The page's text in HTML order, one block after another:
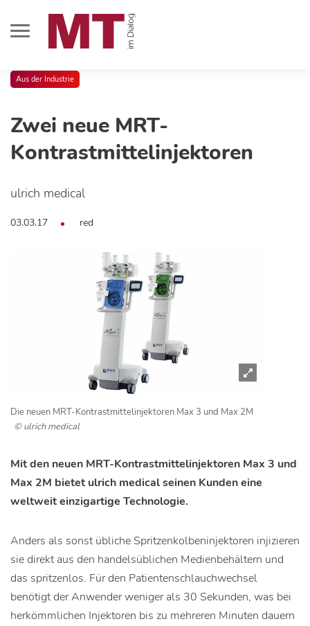
Aus der Industrie
Zwei neue MRT-
Kontrastmittelinjektoren
ulrich medical
03.03.17 red
Die neuen MRT-Kontrastmittelinjektoren Max 3 und Max 2M
© ulrich medical
Mit den neuen MRT-Kontrastmittelinjektoren Max 3 und
Max 2M bietet ulrich medical seinen Kunden eine
weltweit einzigartige Technologie.
Anders als sonst übliche Spritzenkolbeninjektoren injizieren
sie direkt aus den handelsüblichen Medienbehältern und
das spritzenlos. Für den Patientenschlauchwechsel
benötigt der Anwender weniger als 30 Sekunden, was bei
herkömmlichen Injektoren bis zu mehreren Minuten dauern